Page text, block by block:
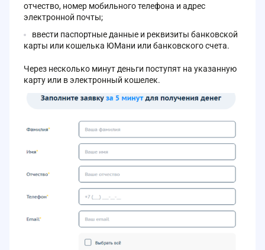
отчество, номер мобильного телефона и адрес
электронной почты;
ввести паспортные данные и реквизиты банковской
карты или кошелька ЮМани или банковского счета.
Через несколько минут деньги поступят на указанную
карту или в электронный кошелек.